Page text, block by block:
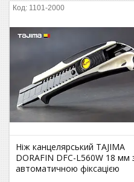
1101-2000
Ніж канцелярський TAJIMA
DORAFIN DFC-L560W 18 мм
автоматичною фіксацією